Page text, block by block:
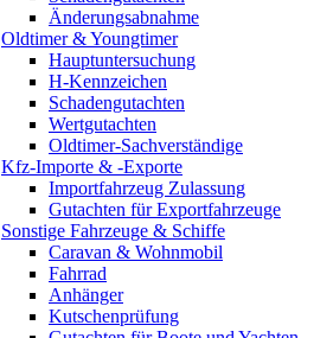
Änderungsabnahme
Oldtimer & Youngtimer
Hauptuntersuchung
H-Kennzeichen
Schadengutachten
Wertgutachten
Oldtimer-Sachverständige
Kfz-Importe & -Exporte
Importfahrzeug Zulassung
Gutachten für Exportfahrzeuge
Sonstige Fahrzeuge & Schiffe
Caravan & Wohnmobil
Fahrrad
Anhänger
Kutschenprüfung